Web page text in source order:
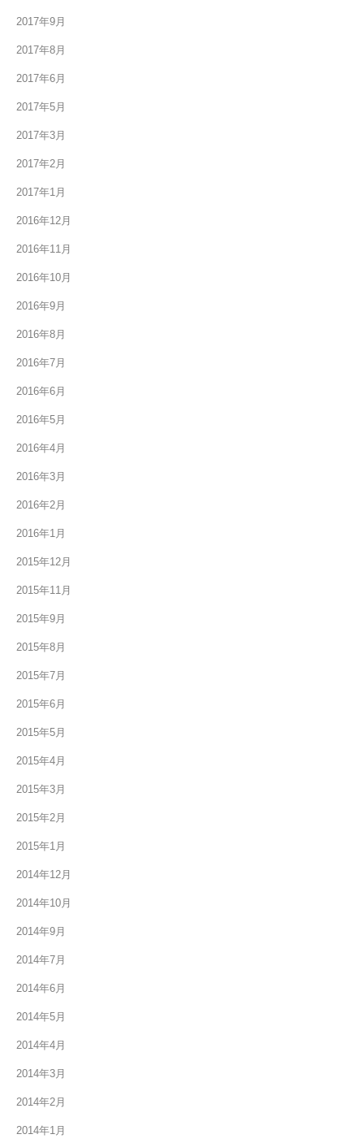
2017年9月
2017年8月
2017年6月
2017年5月
2017年3月
2017年2月
2017年1月
2016年12月
2016年11月
2016年10月
2016年9月
2016年8月
2016年7月
2016年6月
2016年5月
2016年4月
2016年3月
2016年2月
2016年1月
2015年12月
2015年11月
2015年9月
2015年8月
2015年7月
2015年6月
2015年5月
2015年4月
2015年3月
2015年2月
2015年1月
2014年12月
2014年10月
2014年9月
2014年7月
2014年6月
2014年5月
2014年4月
2014年3月
2014年2月
2014年1月